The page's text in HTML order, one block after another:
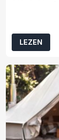
LEZEN